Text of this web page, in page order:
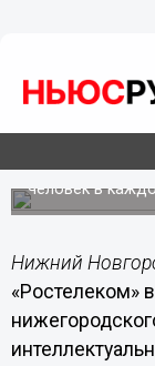
Где?
В турнире
человек в
Нижний
«Ростелеком»